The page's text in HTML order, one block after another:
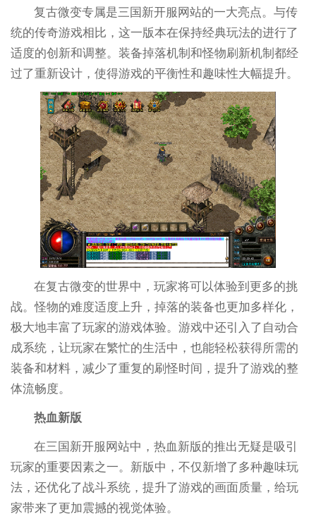
复古微变专属是三国新开服网站的一大亮点。与传
统的传奇游戏相比，这一版本在保持经典玩法的进行了
适度的创新和调整。装备掉落机制和怪物刷新机制都经
过了重新设计，使得游戏的平衡性和趣味性大幅提升。
在复古微变的世界中，玩家将可以体验到更多的挑
战。怪物的难度适度上升，掉落的装备也更加多样化，
极大地丰富了玩家的游戏体验。游戏中还引入了自动合
成系统，让玩家在繁忙的生活中，也能轻松获得所需的
装备和材料，减少了重复的刷怪时间，提升了游戏的整
体流畅度。
热血新版
在三国新开服网站中，热血新版的推出无疑是吸引
玩家的重要因素之一。新版中，不仅新增了多种趣味玩
法，还优化了战斗系统，提升了游戏的画面质量，给玩
家带来了更加震撼的视觉体验。